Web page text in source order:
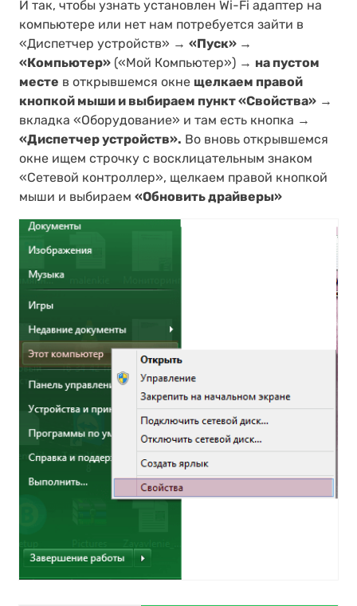
И так, чтобы узнать установлен Wi-Fi адаптер на
компьютере или нет нам потребуется зайти в
«Диспетчер устройств» → «Пуск» →
«Компьютер» («Мой Компьютер») → на пустом
месте в открывшемся окне щелкаем правой
кнопкой мыши и выбираем пункт «Свойства» →
вкладка «Оборудование» и там есть кнопка →
«Диспетчер устройств». Во вновь открывшемся
окне ищем строчку с восклицательным знаком
«Сетевой контроллер», щелкаем правой кнопкой
мыши и выбираем «Обновить драйверы»